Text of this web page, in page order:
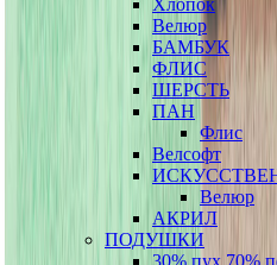
Хлопок
Велюр
БАМБУК
ФЛИС
ШЕРСТЬ
ПАН
Флис
Велсофт
Велюр
АКРИЛ
ПОДУШКИ